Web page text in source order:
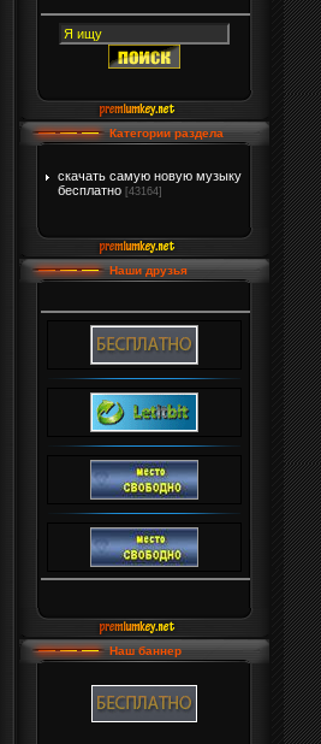
Категории раздела
скачать самую новую музыку
бесплатно [43164]
Наши друзья
Наш баннер